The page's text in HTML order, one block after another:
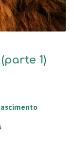
1)